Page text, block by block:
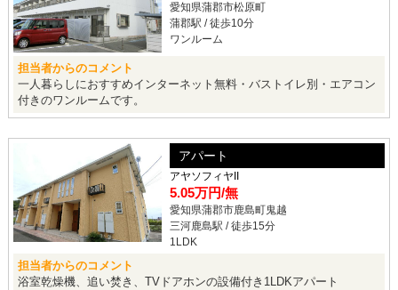
愛知県蒲郡市松原町
蒲郡駅 / 徒歩10分
ワンルーム
担当者からのコメント
一人暮らしにおすすめインターネット無料・バストイレ別・エアコン
付きのワンルームです。
アパート
アヤソフィヤII
5.05万円/無
愛知県蒲郡市鹿島町鬼越
三河鹿島駅 / 徒歩15分
1LDK
担当者からのコメント
浴室乾燥機、追い焚き、TVドアホンの設備付き1LDKアパート